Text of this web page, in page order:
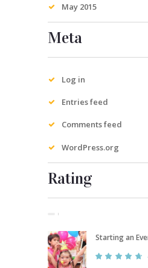
May 2015
Meta
Log in
Entries feed
Comments feed
WordPress.org
Rating
Starting an